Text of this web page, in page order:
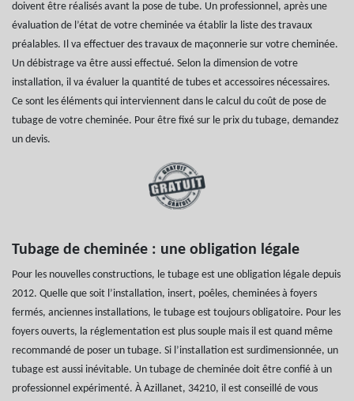
doivent être réalisés avant la pose de tube. Un professionnel, après une
évaluation de l’état de votre cheminée va établir la liste des travaux
préalables. Il va effectuer des travaux de maçonnerie sur votre cheminée.
Un débistrage va être aussi effectué. Selon la dimension de votre
installation, il va évaluer la quantité de tubes et accessoires nécessaires.
Ce sont les éléments qui interviennent dans le calcul du coût de pose de
tubage de votre cheminée. Pour être fixé sur le prix du tubage, demandez
un devis.
Tubage de cheminée : une obligation légale
Pour les nouvelles constructions, le tubage est une obligation légale depuis
2012. Quelle que soit l’installation, insert, poêles, cheminées à foyers
fermés, anciennes installations, le tubage est toujours obligatoire. Pour les
foyers ouverts, la réglementation est plus souple mais il est quand même
recommandé de poser un tubage. Si l’installation est surdimensionnée, un
tubage est aussi inévitable. Un tubage de cheminée doit être confié à un
professionnel expérimenté. À Azillanet, 34210, il est conseillé de vous